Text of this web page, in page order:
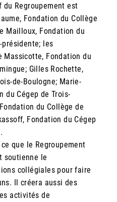
Regroupement est
Fondation du Collège
Mailloux, Fondation du
présidente; les
Massicotte, Fondation du
Gilles Rochette,
de-Boulogne; Marie-
du Cégep de Trois-
du Collège de
Fondation du Cégep
que le Regroupement
soutienne le
collégiales pour faire
Il créera aussi des
activités de